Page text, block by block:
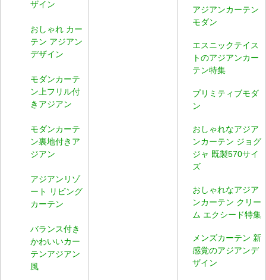
ザイン
おしゃれ カー
テン アジアン
デザイン
モダンカーテ
ン上フリル付
きアジアン
モダンカーテ
ン裏地付きア
ジアン
アジアンリゾ
ート リビング
カーテン
バランス付き
かわいいカー
テンアジアン
風
アジアンカーテン
モダン
エスニックテイス
トのアジアンカー
テン特集
プリミティブモダ
ン
おしゃれなアジア
ンカーテン ジョグ
ジャ 既製570サイ
ズ
おしゃれなアジア
ンカーテン クリー
ム エクシード特集
メンズカーテン 新
感覚のアジアンデ
ザイン